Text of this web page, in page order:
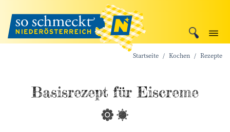
Startseite Kochen Rezepte
Basisrezept für Eiscreme